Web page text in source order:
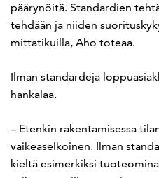
päärynöitä. Standardien
tehdään ja niiden
mittatikuilla, Aho toteaa.
Ilman standardeja
hankalaa.
– Etenkin rakentamisessa
vaikeaselkoinen. Ilman
kieltä esimerkiksi